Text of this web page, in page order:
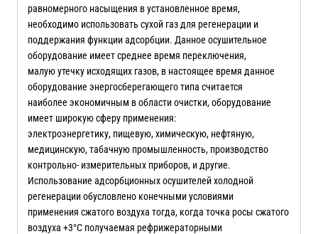
равномерного насыщения в установленное время,
необходимо использовать сухой газ для регенерации и
поддержания функции адсорбции. Данное осушительное
оборудование имеет среднее время переключения,
малую утечку исходящих газов, в настоящее время данное
оборудование энергосберегающего типа считается
наиболее экономичным в области очистки, оборудование
имеет широкую сферу применения:
электроэнергетику, пищевую, химическую, нефтяную,
медицинскую, табачную промышленность, производство
контрольно- измерительных приборов, и другие.
Использование адсорбционных осушителей холодной
регенерации обусловлено конечными условиями
применения сжатого воздуха тогда, когда точка росы сжатого
воздуха +3°C получаемая рефрижераторными